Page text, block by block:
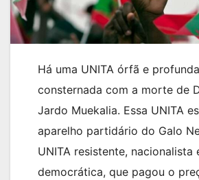
Há uma UNITA órfã e
consternada com a morte de
Jardo Muekalia. Essa UNITA
aparelho partidário do Galo
UNITA resistente, nacionalista
democrática, que pagou o